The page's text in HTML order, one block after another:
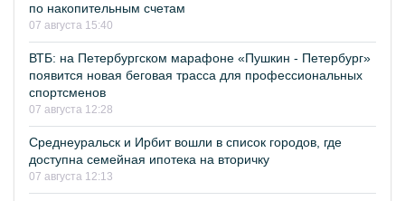
по накопительным счетам
07 августа 15:40
ВТБ: на Петербургском марафоне «Пушкин - Петербург»
появится новая беговая трасса для профессиональных
спортсменов
07 августа 12:28
Среднеуральск и Ирбит вошли в список городов, где
доступна семейная ипотека на вторичку
07 августа 12:13